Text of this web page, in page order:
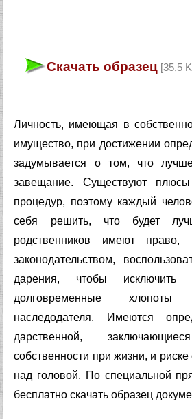
Скачать образец [35,5
Личность, имеющая в
имущество, при достижении
задумывается о том, что
завещание. Существуют
процедур, поэтому каждый
себя решить, что будет
родственников имеют право,
законодательством,
дарения, чтобы исключить
долговременные
наследодателя. Имеются
дарственной,
собственности при жизни, и
над головой. По специальной
бесплатно скачать образец